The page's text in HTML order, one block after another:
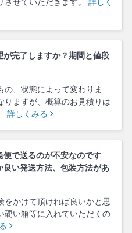
させていただきます。 詳しく
が完了しますか？期間と値段
の、状態によって変わりま
りますが、概算のお見積りは
詳しくみる
便で送るのが不安なのです
良い発送方法、包装方法があ
をかけて頂ければ良いかと思
硬い箱等に入れていただくの